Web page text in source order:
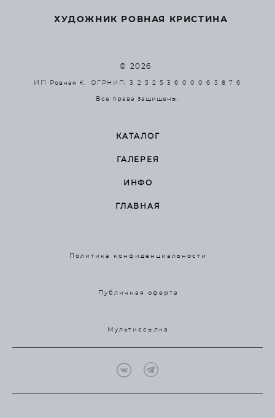
ХУДОЖНИК РОВНАЯ КРИСТИНА
© 2026
ИП Ровная К. ОГРНИП: 3 2 5 2 5 3 6 0 0 0 6 5 8 7 6
Все права защищены.
КАТАЛОГ
ГАЛЕРЕЯ
ИНФО
ГЛАВНАЯ
Политика конфиденциальности
Публичная оферта
Мультиссылка